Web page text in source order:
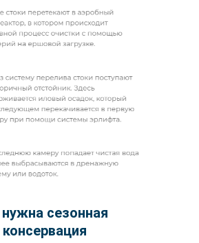
сезонная
консервация